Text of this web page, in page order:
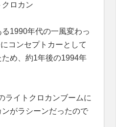
ロカン
1990年代の一風変わっ
コンセプトカーとして
め、約1年後の1994年
ライトクロカンブームに
がラシーンだったので